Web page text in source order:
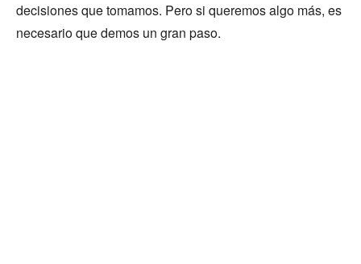
decisiones que tomamos. Pero si queremos algo más, es
necesario que demos un gran paso.